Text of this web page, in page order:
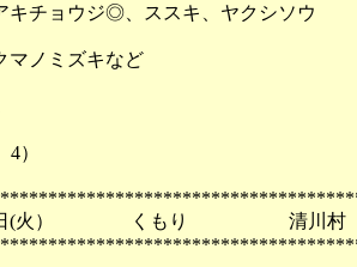
チョウジ◎、ススキ、ヤクシソウ
マノミズキなど
）
23日(火） くもり 清川村